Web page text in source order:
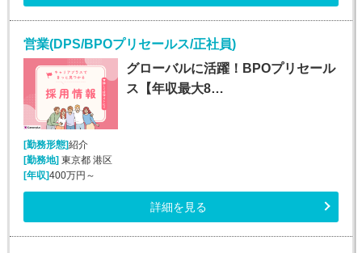
営業(DPS/BPOプリセールス/正社員)
グローバルに活躍！BPOプリセール
ス【年収最大8…
[勤務形態]紹介
[勤務地] 東京都 港区
[年収]400万円～
詳細を見る